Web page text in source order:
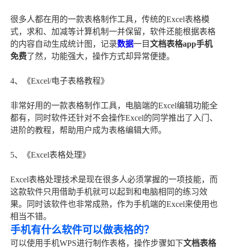
很多人都在用的一款表格制作工具，传统的Excel表格模
式，求和、加减等计算机制一并保留，软件还能根据表格
的内容自动生成统计图，记录数据一目文档表格app手机
免费了然，功能强大，操作方式却异常便捷。
4、《Excel/电子表格教程》
非常好用的一款表格制作工具，电脑端的Excel编辑功能全
都有，同时软件还针对不会操作Excel的同学推出了入门、
进阶的教程，帮助用户成为表格编辑大师。
5、《Excel表格处理》
Excel表格处理技术是现在很多人必须掌握的一项技能，而
这款软件只用借助手机就可以起到和电脑相同的练习效
果。同时该软件也非常成熟，作为手机端的Excel来使用也
相当不错。
手机有什么软件可以做表格的？
可以使用手机WPS进行制作表格，操作步骤如下文档表格